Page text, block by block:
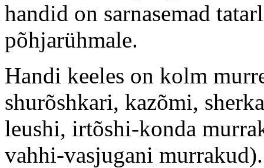
handid on sarnasemad
põhjarühmale.
Handi keeles on kolm
shurõshkari, kazõmi,
leushi, irtõshi-konda
vahhi-vasjugani